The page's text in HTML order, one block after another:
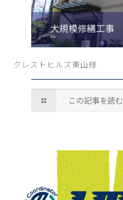
クレストヒルズ東山様
この記事を読む